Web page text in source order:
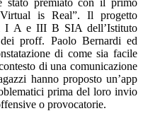
premiato con il primo
is Real”. Il progetto
I A e III B SIA dell’Istituto
proff. Paolo Bernardi ed
di come sia facile
di una comunicazione
hanno proposto un’app
prima del loro invio
o provocatorie.